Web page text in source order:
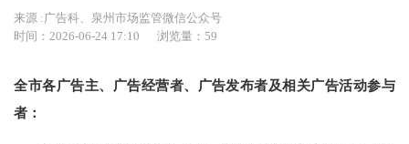
来源 :广告科、泉州市场监管微信公众号
时间：2026-06-24 17:10
浏览量：59
全市各广告主、广告经营者、广告发布者及相关广告活动参与
者：